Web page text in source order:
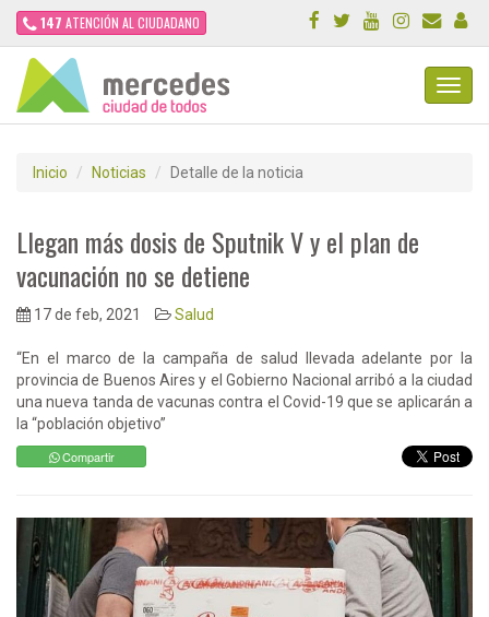
147 ATENCIÓN AL CIUDADANO
Inicio Noticias Detalle de la noticia
Llegan más dosis de Sputnik V y el plan de
vacunación no se detiene
17 de feb, 2021 Salud
“En el marco de la campaña de salud llevada adelante por la
provincia de Buenos Aires y el Gobierno Nacional arribó a la ciudad
una nueva tanda de vacunas contra el Covid-19 que se aplicarán a
la “población objetivo”
Compartir